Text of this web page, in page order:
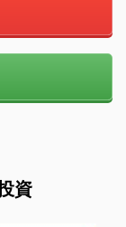
資